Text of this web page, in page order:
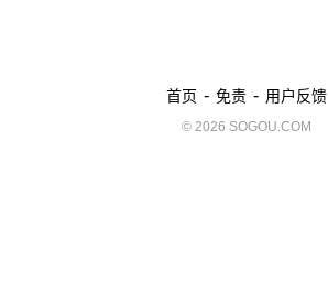
首页 - 免责 - 用户反馈
© 2026 SOGOU.COM